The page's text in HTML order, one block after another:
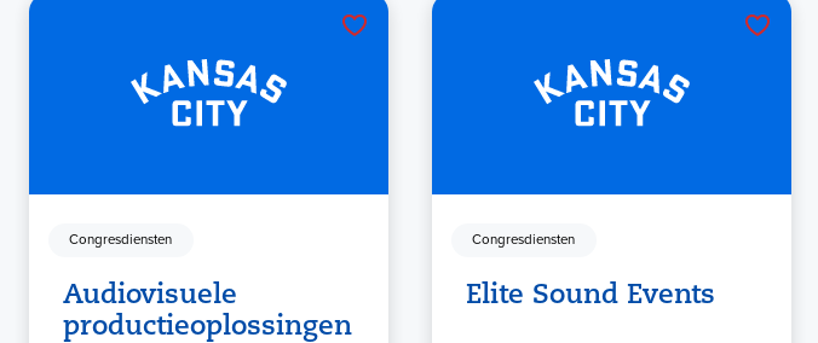
Congresdiensten
Audiovisuele
productieoplossingen
Congresdiensten
Elite Sound Events